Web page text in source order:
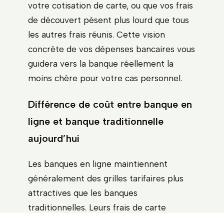
votre cotisation de carte, ou que vos frais
de découvert pèsent plus lourd que tous
les autres frais réunis. Cette vision
concrète de vos dépenses bancaires vous
guidera vers la banque réellement la
moins chère pour votre cas personnel.
Différence de coût entre banque en
ligne et banque traditionnelle
aujourd’hui
Les banques en ligne maintiennent
généralement des grilles tarifaires plus
attractives que les banques
traditionnelles. Leurs frais de carte